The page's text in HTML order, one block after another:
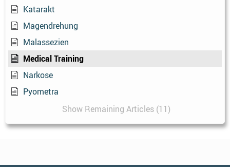
Katarakt
Magendrehung
Malassezien
Medical Training
Narkose
Pyometra
Show Remaining Articles (11)